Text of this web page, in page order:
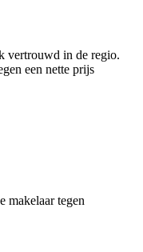
vertrouwd in de regio.
een nette prijs
makelaar tegen